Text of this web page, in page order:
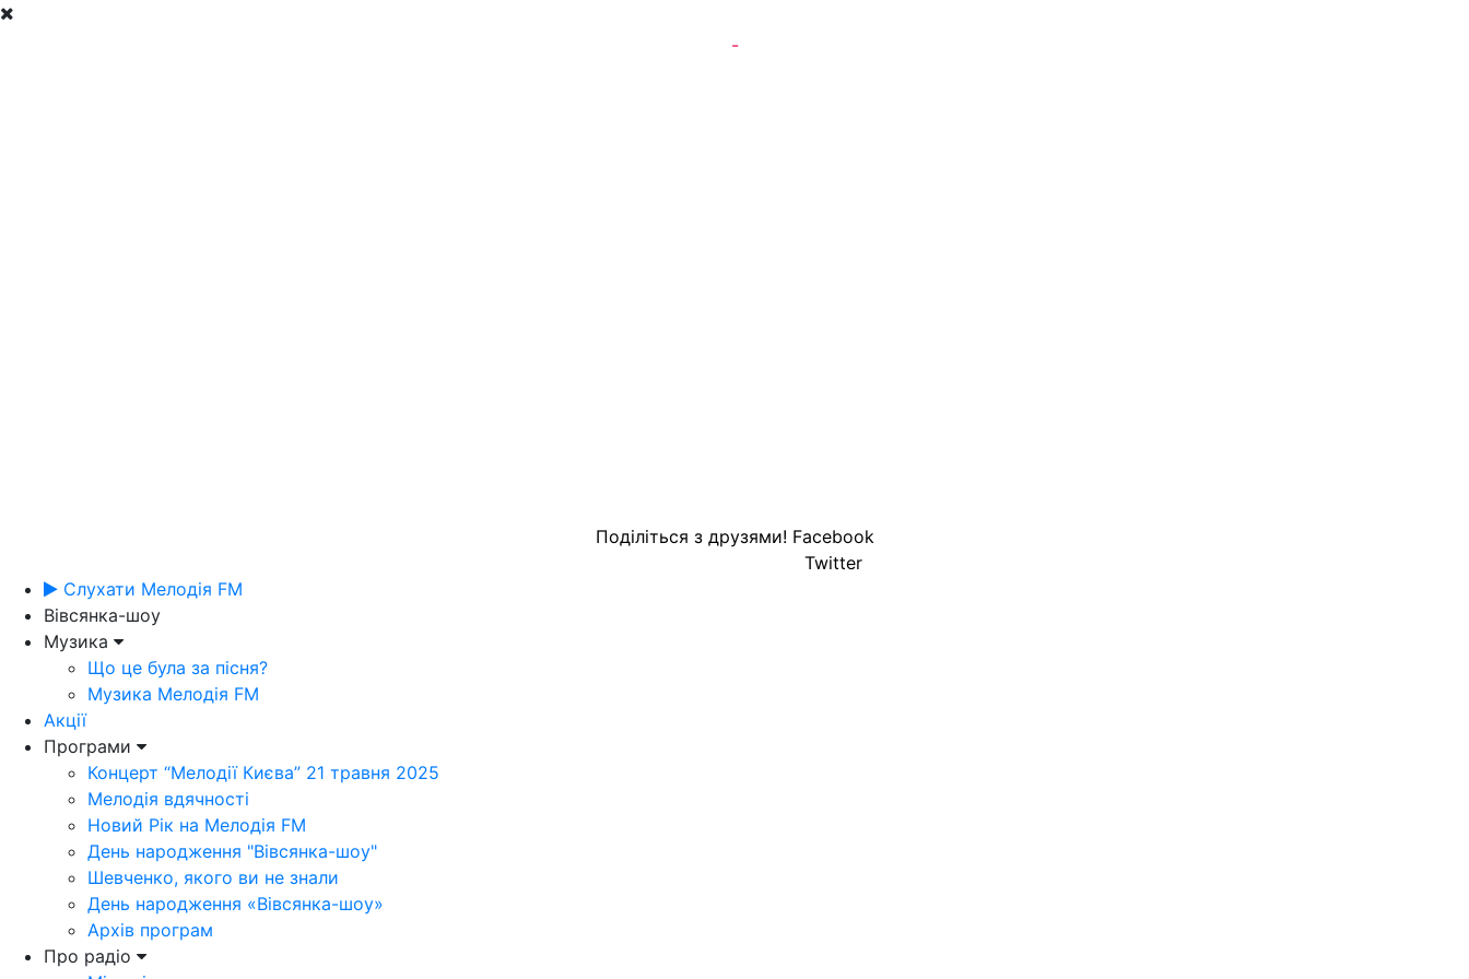
-
Поділіться з друзями! Facebook
Twitter
Слухати Мелодія FM
Вівсянка-шоу
Музика
Що це була за пісня?
Музика Мелодія FM
Акції
Програми
Концерт “Мелодії Києва” 21 травня 2025
Мелодія вдячності
Новий Рік на Мелодія FM
День народження "Вівсянка-шоу"
Шевченко, якого ви не знали
День народження «Вівсянка-шоу»
Архів програм
Про радіо